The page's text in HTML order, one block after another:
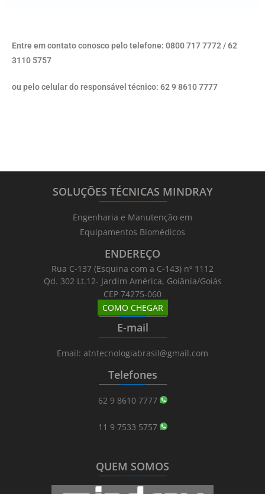
Entre em contato conosco pelo telefone: 0800 717 7772 / 62
3110 5757
ou pelo celular do responsável técnico: 62 9 8610 7777
SOLUÇÕES TÉCNICAS MINDRAY
_______________________
Engenharia e Manutenção em
Equipamentos Biomédicos
ENDEREÇO
Rua C-137 (Esquina com a C-143) nº 1112
Qd. 302 Lt.12- Jardim América, Goiânia/Goiás
CEP 74275-060
COMO CHEGAR
_______________________
E-mail
_______________________
Email: atntecnologiabrasil@gmail.com
Telefones
_______________________
62 9 8610 7777
11 9 7533 5757
QUEM SOMOS
_______________________